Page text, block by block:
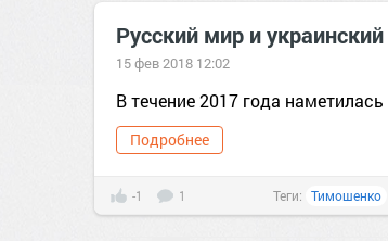
Русский мир и
15 фев 2018 12:02
В течение 2017 года
Подробнее
-1 1 Теги: Тимошенко